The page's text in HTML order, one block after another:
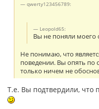
qwerty123456789:
Leopold65:
Вы не поняли моего
Не понимаю, что
поведении. Вы опять по
только ничем не
Т.е. Вы подтвердили, что